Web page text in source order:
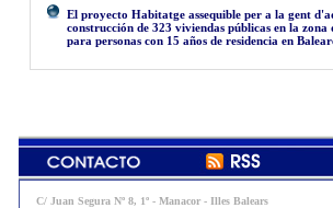
El proyecto Habitatge assequible per a la gent
construcción de 323 viviendas públicas en la
para personas con 15 años de residencia en
C/ Juan Segura Nº 8, 1º - Manacor - Illes Balears